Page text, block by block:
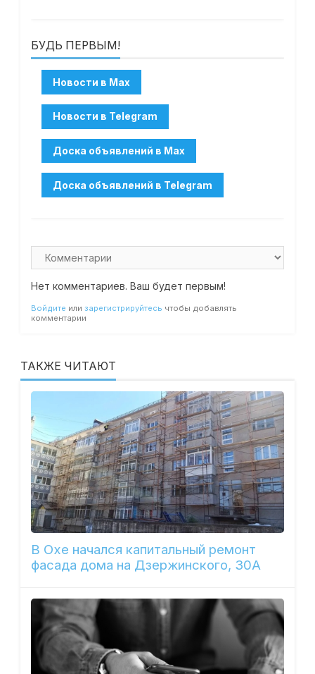
БУДЬ ПЕРВЫМ!
Нет комментариев. Ваш будет первым!
Войдите или зарегистрируйтесь чтобы добавлять
комментарии
ТАКЖЕ ЧИТАЮТ
В Охе начался капитальный ремонт
фасада дома на Дзержинского, 30А